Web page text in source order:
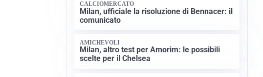
CALCIOMERCATO
Milan, ufficiale la risoluzione di Bennacer: il
comunicato
AMICHEVOLI
Milan, altro test per Amorim: le possibili
scelte per il Chelsea